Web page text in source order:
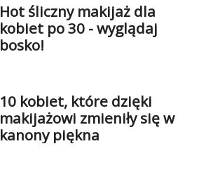
Hot śliczny makijaż dla
kobiet po 30 - wyglądaj
bosko!
10 kobiet, które dzięki
makijażowi zmieniły się w
kanony piękna